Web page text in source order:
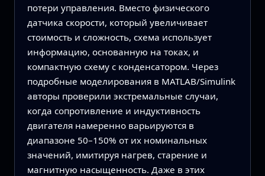
потери управления. Вместо физического
датчика скорости, который увеличивает
стоимость и сложность, схема использует
информацию, основанную на токах, и
компактную схему с конденсатором. Через
подробные моделирования в MATLAB/Simulink
авторы проверили экстремальные случаи,
когда сопротивление и индуктивность
двигателя намеренно варьируются в
диапазоне 50–150% от их номинальных
значений, имитируя нагрев, старение и
магнитную насыщенность. Даже в этих